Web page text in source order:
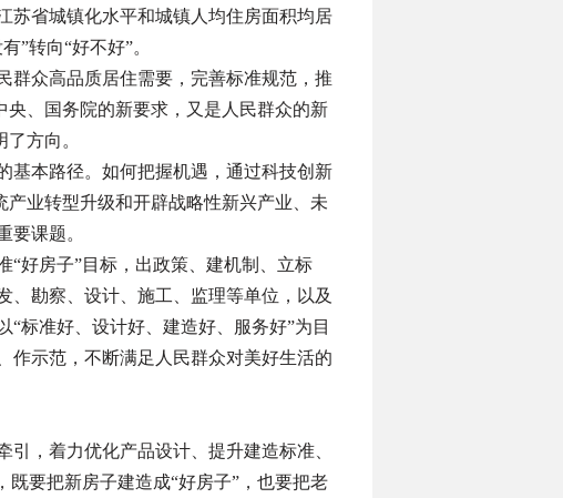
苏省城镇化水平和城镇人均住房面积均居
”转向“好不好”。
群众高品质居住需要，完善标准规范，推
央、国务院的新要求，又是人民群众的新
方向。
基本路径。如何把握机遇，通过科技创新
产业转型升级和开辟战略性新兴产业、未
要课题。
“好房子”目标，出政策、建机制、立标
、勘察、设计、施工、监理等单位，以及
标准好、设计好、建造好、服务好”为目
作示范，不断满足人民群众对美好生活的
，着力优化产品设计、提升建造标准、
要把新房子建造成“好房子”，也要把老